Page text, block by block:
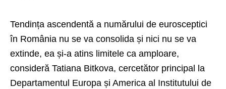
Tendința ascendentă a numărului de eurosceptici
în România nu se va consolida și nici nu se va
extinde, ea și-a atins limitele ca amploare,
consideră Tatiana Bitkova, cercetător principal la
Departamentul Europa și America al Institutului de